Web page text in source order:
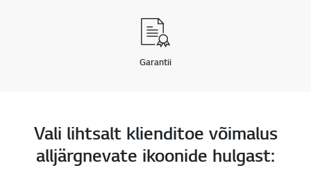
Garantii
Vali lihtsalt klienditoe võimalus
alljärgnevate ikoonide hulgast: